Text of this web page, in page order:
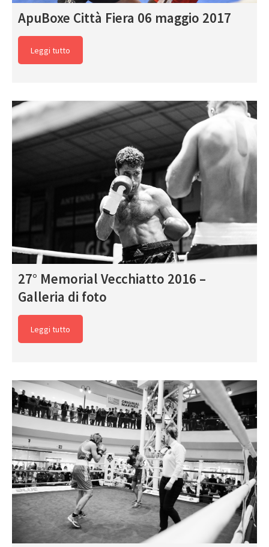
ApuBoxe Città Fiera 06 maggio 2017
Leggi tutto
27° Memorial Vecchiatto 2016 –
Galleria di foto
Leggi tutto